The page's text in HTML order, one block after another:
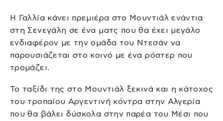
Η Γαλλία κάνει πρεμιέρα στο Μουντιάλ ενάντια
στη Σενεγάλη σε ένα ματς που θα έχει μεγάλο
ενδιαφέρον με την ομάδα του Ντεσάν να
παρουσιάζεται στο κοινό με ένα ρόστερ που
τρομάζει.
Το ταξίδι της στο Μουντιάλ ξεκινά και η κάτοχος
του τροπαίου Αργεντινή κόντρα στην Αλγερία
που θα βάλει δύσκολα στην παρέα του Μέσι που